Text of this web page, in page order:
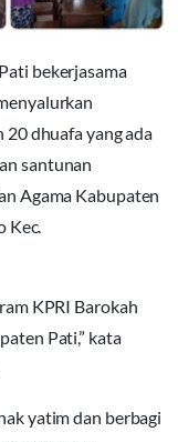
bekerjasama
dhuafa yang ada
santunan
Agama Kabupaten
Kec.
KPRI Barokah
Pati,” kata
yatim dan berbagi